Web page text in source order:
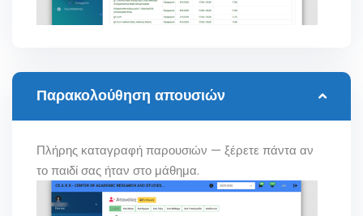
Παρακολούθηση απουσιών
Πλήρης καταγραφή παρουσιών — ξέρετε πάντα αν
το παιδί σας ήταν στο μάθημα.